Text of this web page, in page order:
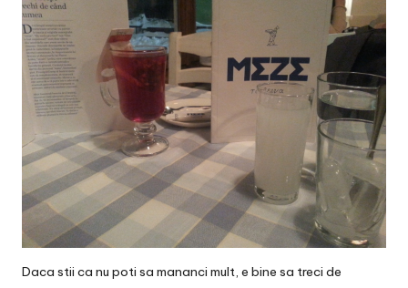
Daca stii ca nu poti sa mananci mult, e bine sa treci de